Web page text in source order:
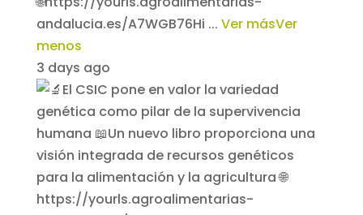
andalucia.es/A7WGB76Hi ... Ver másVer
menos
3 days ago